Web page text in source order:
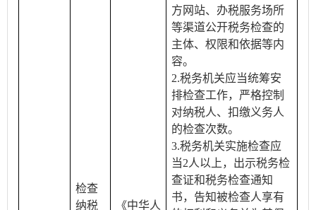
检查
纳税
《中华人
方网站、办税服务场所
等渠道公开税务检查的
主体、权限和依据等内
容。
2.税务机关应当统筹安
排检查工作，严格控制
对纳税人、扣缴义务人
的检查次数。
3.税务机关实施检查应
当2人以上，出示税务检
查证和税务检查通知
书，告知被检查人享有